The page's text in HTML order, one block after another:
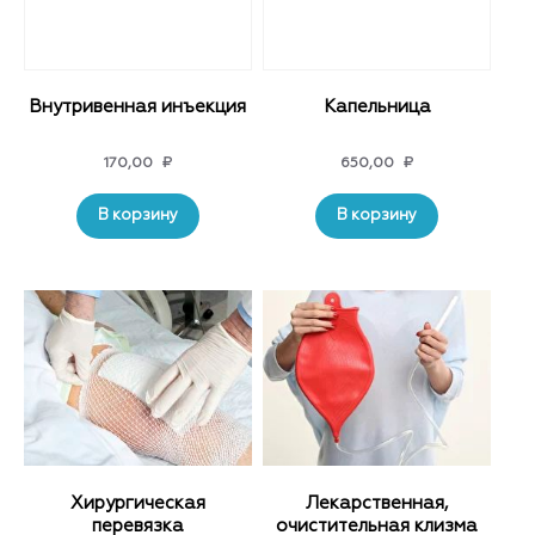
Внутривенная инъекция
170,00 ₽
В корзину
Капельница
650,00 ₽
В корзину
Хирургическая
перевязка
Лекарственная,
очистительная клизма